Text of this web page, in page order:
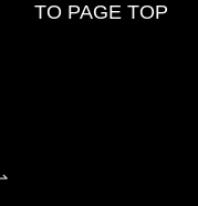
TO PAGE TOP